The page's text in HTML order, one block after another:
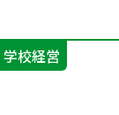
学校経営